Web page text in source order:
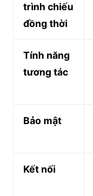
trình chiếu
đồng thời
Tính năng
tương tác
Bảo mật
Kết nối